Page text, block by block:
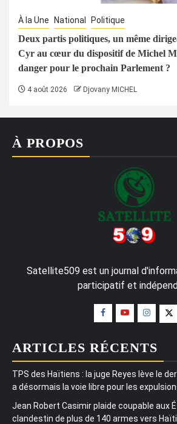
À la Une National Politique
Deux partis politiques, un même
Cyr au cœur du dispositif de Michel
danger pour le prochain Parlement ?
4 août 2026 Djovany MICHEL
À PROPOS
Satellite509 est un journal
participatif et
ARTICLES RÉCENTS
TPS des Haïtiens : la juge Reyes lève le
a désormais la voie libre pour les
Jean Robert Casimir plaide coupable aux
clandestin de plus de 140 armes vers Haïti